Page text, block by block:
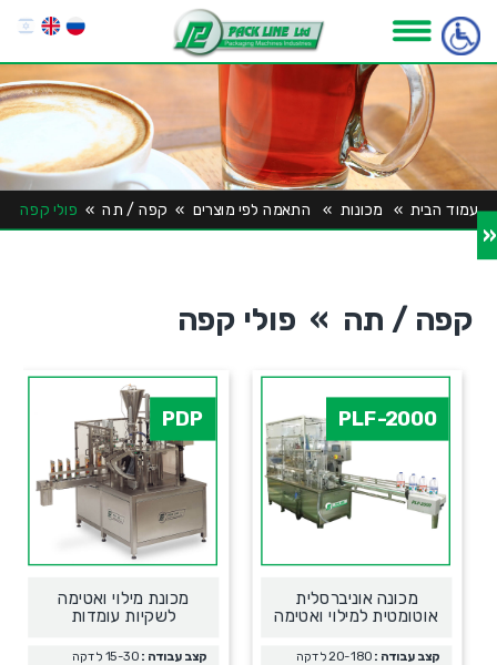
«
עמוד הבית» מכונות » התאמה לפי מוצרים » קפה / תה» פולי קפה
קפה / תה » פולי קפה
PDP
מכונת מילוי ואטימה
לשקיות עומדות
קצב עבודה : 15-30 לדקה
PLF-2000
מכונה אוניברסלית
אוטומטית למילוי ואטימה
קצב עבודה : 20-180 לדקה